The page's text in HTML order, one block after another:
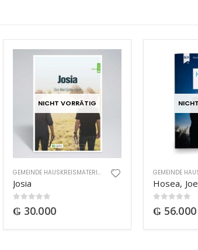
NICHT VORRÄTIG
GEMEINDE HAUSKREISMATERIAL
Josia
0out of 5
₲ 30.000
Hosea,
0out of 5
₲ 56.000